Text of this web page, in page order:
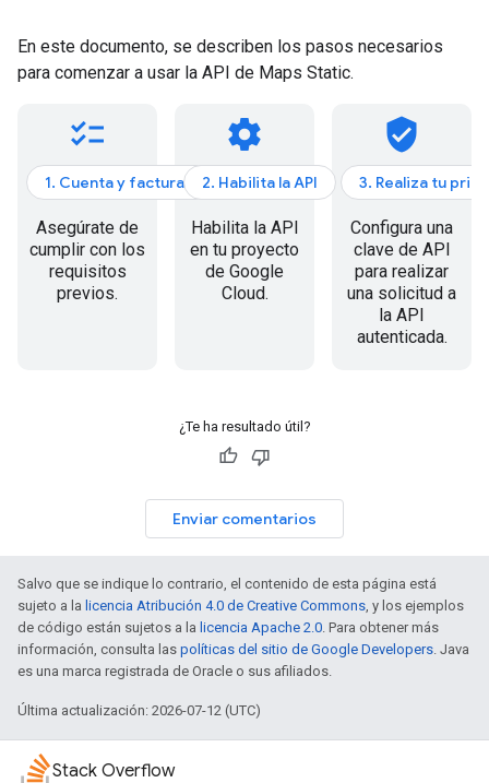
En este documento, se describen los pasos necesarios
para comenzar a usar la API de Maps Static.
checklist
1. Cuenta y facturación
Asegúrate de
cumplir con los
requisitos
previos.
settings
2. Habilita la API
Habilita la API
en tu proyecto
de Google
Cloud.
verified_user
3. Realiza tu
Configura una
clave de API
para realizar
una solicitud a
la API
autenticada.
¿Te ha resultado útil?
Enviar comentarios
Salvo que se indique lo contrario, el contenido de esta página está
sujeto a la licencia Atribución 4.0 de Creative Commons, y los ejemplos
de código están sujetos a la licencia Apache 2.0. Para obtener más
información, consulta las políticas del sitio de Google Developers. Java
es una marca registrada de Oracle o sus afiliados.
Última actualización: 2026-07-12 (UTC)
Stack Overflow